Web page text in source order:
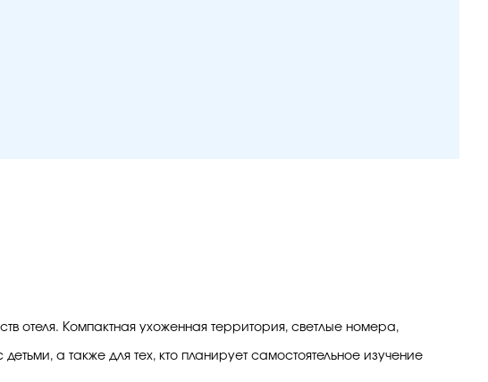
отеля. Компактная ухоженная территория, светлые номера,
а также для тех, кто планирует самостоятельное изучение